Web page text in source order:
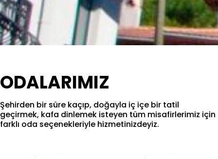
ODALARIMIZ
Şehirden bir süre kaçıp, doğayla iç içe bir tatil
geçirmek, kafa dinlemek isteyen tüm misafirlerimiz için
farklı oda seçenekleriyle hizmetinizdeyiz.